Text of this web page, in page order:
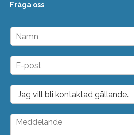
Fråga oss
N
m
n
E
p
o
t
*
D
o
p
M